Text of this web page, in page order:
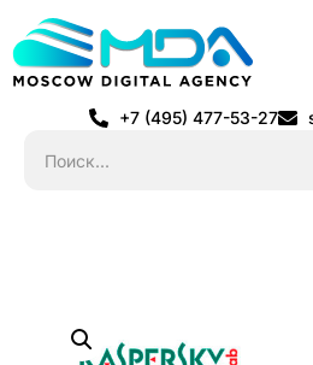
+7 (495) 477-53-27